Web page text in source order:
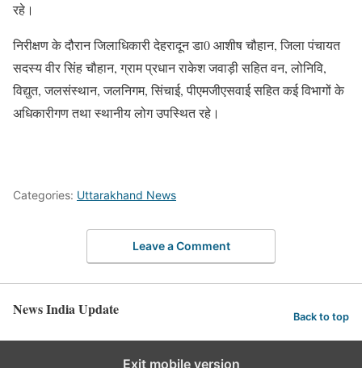
रहे।
निरीक्षण के दौरान जिलाधिकारी देहरादून डा0 आशीष चौहान, जिला पंचायत
सदस्य वीर सिंह चौहान, ग्राम प्रधान राकेश जवाड़ी सहित वन, लोनिवि,
विद्युत, जलसंस्थान, जलनिगम, सिंचाई, पीएमजीएसवाई सहित कई विभागों के
अधिकारीगण तथा स्थानीय लोग उपस्थित रहे।
Categories: Uttarakhand News
Leave a Comment
News India Update Back to top
Exit mobile version